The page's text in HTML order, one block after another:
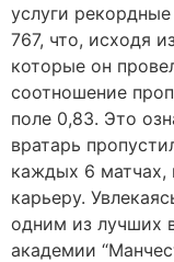
услуги
767, что, исходя
которые он
соотношение
поле 0,83. Это
вратарь
каждых 6 матчах,
карьеру.
одним из лучших
академии